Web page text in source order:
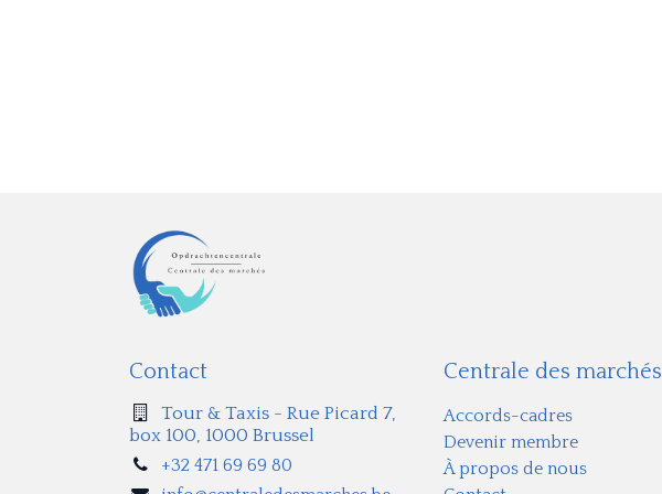
​Contact
Tour & Taxis - Rue Picard 7,
box 100, 1000 Brussel
+32 471 69 69 80
​Centrale des marchés
Accords-cadres
Devenir membre
À propos de nous